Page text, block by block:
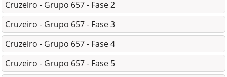
Cruzeiro - Grupo 657 - Fase 2
Cruzeiro - Grupo 657 - Fase 3
Cruzeiro - Grupo 657 - Fase 4
Cruzeiro - Grupo 657 - Fase 5